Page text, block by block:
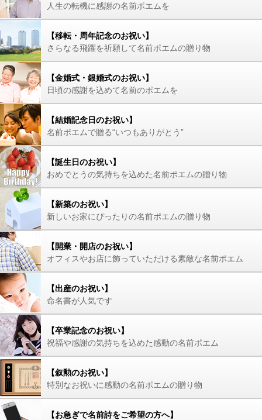
人生の転機に感謝の名前ポエムを
【移転・周年記念のお祝い】
さらなる飛躍を祈願して名前ポエムの贈り物
【金婚式・銀婚式のお祝い】
日頃の感謝を込めて名前のポエムを
【結婚記念日のお祝い】
名前ポエムで贈る“いつもありがとう”
【誕生日のお祝い】
おめでとうの気持ちを込めた名前ポエムの贈り物
【新築のお祝い】
新しいお家にぴったりの名前ポエムの贈り物
【開業・開店のお祝い】
オフィスやお店に飾っていただける素敵な名前ポエム
【出産のお祝い】
命名書が人気です
【卒業記念のお祝い】
祝福や感謝の気持ちを込めた感動の名前ポエム
【叙勲のお祝い】
特別なお祝いに感動の名前ポエムの贈り物
【お急ぎで名前詩をご希望の方へ】